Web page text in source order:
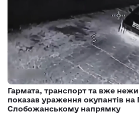
Гармата, транспорт та вже
показав ураження окупантів на
Слобожанському напрямку